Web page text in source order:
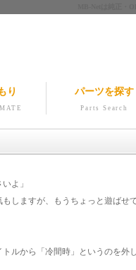
り パーツを探す
Parts Search
よ」
しますが、もうちょっと遊ばせて
ルから「冷間時」というのを外し